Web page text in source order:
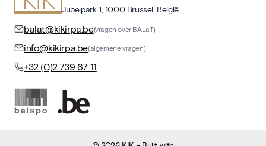
Jubelpark 1, 1000 Brussel, België
balat@kikirpa.be(vragen over BALaT)
info@kikirpa.be(algemene vragen)
+32 (0)2 739 67 11